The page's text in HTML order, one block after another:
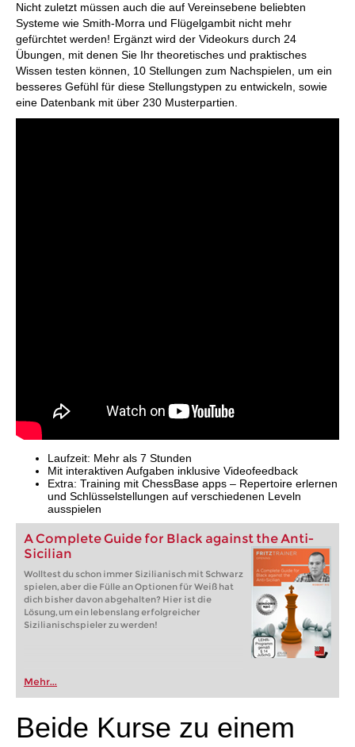
Nicht zuletzt müssen auch die auf Vereinsebene beliebten
Systeme wie Smith-Morra und Flügelgambit nicht mehr
gefürchtet werden! Ergänzt wird der Videokurs durch 24
Übungen, mit denen Sie Ihr theoretisches und praktisches
Wissen testen können, 10 Stellungen zum Nachspielen, um ein
besseres Gefühl für diese Stellungstypen zu entwickeln, sowie
eine Datenbank mit über 230 Musterpartien.
Laufzeit: Mehr als 7 Stunden
Mit interaktiven Aufgaben inklusive Videofeedback
Extra: Training mit ChessBase apps – Repertoire erlernen
und Schlüsselstellungen auf verschiedenen Leveln
ausspielen
A Complete Guide for Black against the Anti-
Sicilian
Wolltest du schon immer Sizilianisch mit Schwarz
spielen, aber die Fülle an Optionen für Weiß hat
dich bisher davon abgehalten? Hier ist die
Lösung, um ein lebenslang erfolgreicher
Sizilianischspieler zu werden!
Mehr...
Beide Kurse zu einem